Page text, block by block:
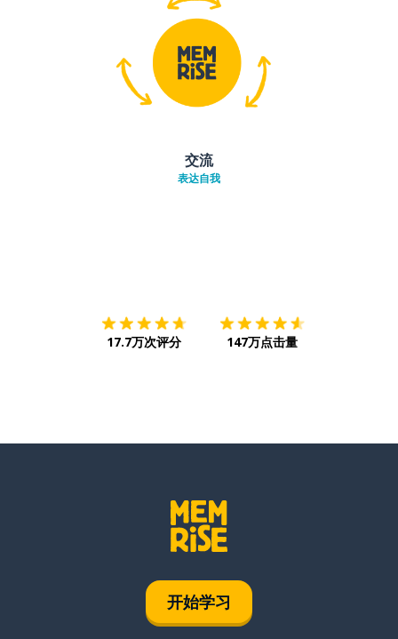
交流
表达自我
17.7万次评分 147万点击量
开始学习